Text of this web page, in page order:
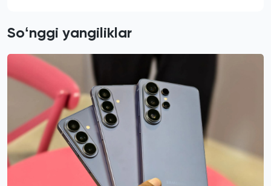
Soʻnggi yangiliklar